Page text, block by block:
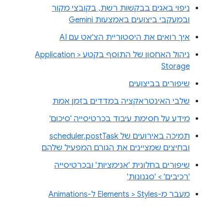
ניפוי באגים בבקשות רשת, בקובצי מקור
ובמעקבי ביצועים באמצעות Gemini
איך רואים את היסטוריית הצ'אט עם AI
ניהול האחסון של התוסף בקטע Application >
Storage
שיפורים בביצועים
שלבי האינטראקציה במדדים בזמן אמת
מידע על חסימת עיבוד בכרטיסייה 'סיכום'
תמיכה באירועים של scheduler.postTask
ובחיצים שמציינים את הגורם המפעיל שלהם
שיפורים בחלונית 'אנימציות' ובכרטיסייה
'רכיבים' > 'סגנונות'
מעבר מ-Elements > Styles ל-Animations